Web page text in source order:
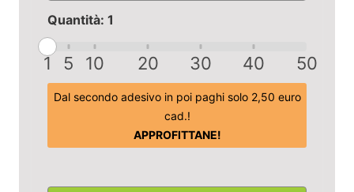
Quantità: 1
1 5 10 20 30 40 50
Dal secondo adesivo in poi paghi solo 2,50 euro
cad.!
APPROFITTANE!